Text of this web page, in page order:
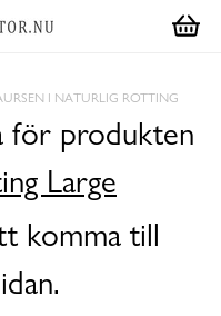
I NATURLIG ROTTING
för produkten
Large
komma till